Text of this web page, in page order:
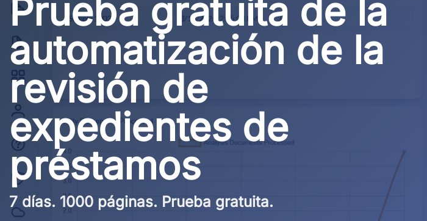
Prueba gratuita de la
automatización de la
revisión de
expedientes de
préstamos
7 días. 1000 páginas. Prueba gratuita.